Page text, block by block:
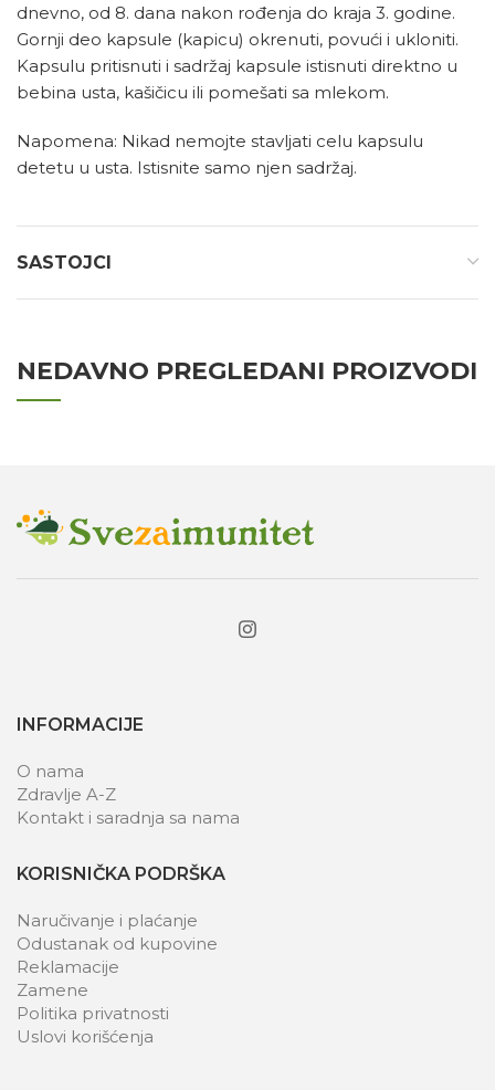
dnevno, od 8. dana nakon rođenja do kraja 3. godine.
Gornji deo kapsule (kapicu) okrenuti, povući i ukloniti.
Kapsulu pritisnuti i sadržaj kapsule istisnuti direktno u
bebina usta, kašičicu ili pomešati sa mlekom.
Napomena: Nikad nemojte stavljati celu kapsulu
detetu u usta. Istisnite samo njen sadržaj.
SASTOJCI
NEDAVNO PREGLEDANI PROIZVODI
INFORMACIJE
O nama
Zdravlje A-Z
Kontakt i saradnja sa nama
KORISNIČKA PODRŠKA
Naručivanje i plaćanje
Odustanak od kupovine
Reklamacije
Zamene
Politika privatnosti
Uslovi korišćenja